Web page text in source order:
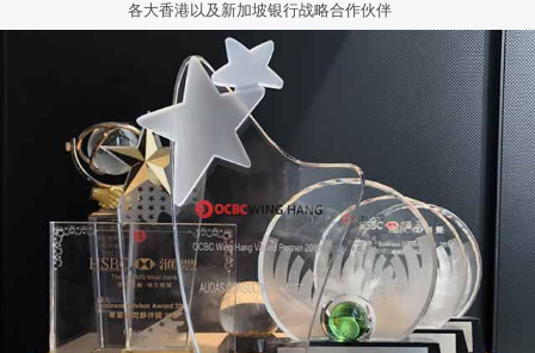
各大香港以及新加坡银行战略合作伙伴